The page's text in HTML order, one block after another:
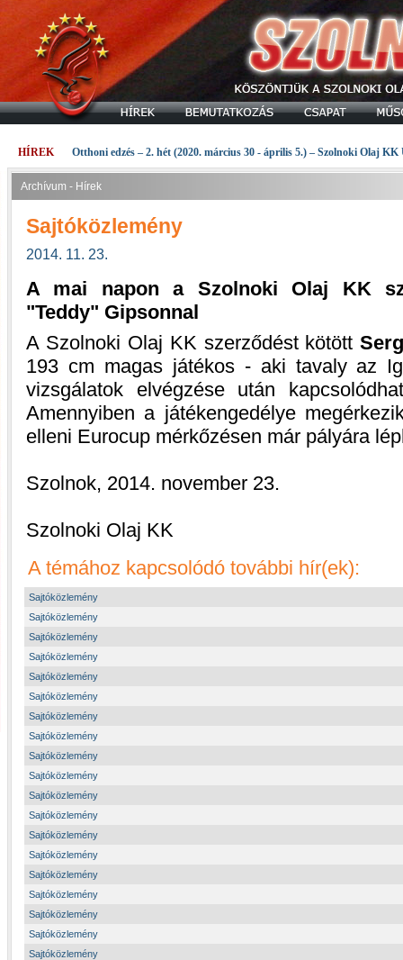
HÍREK Otthoni edzés – 2. hét (2020. március 30 - április 5.) – Szolnoki Olaj KK
Archívum - Hírek
Sajtóközlemény
2014. 11. 23.
A mai napon a Szolnoki Olaj KK
"Teddy" Gipsonnal
A Szolnoki Olaj KK szerződést kötött
193 cm magas játékos - aki tavaly az
vizsgálatok elvégzése után
Amennyiben a játékengedélye
elleni Eurocup mérkőzésen már pályára
Szolnok, 2014. november 23.
Szolnoki Olaj KK
A témához kapcsolódó további hír(ek):
Sajtóközlemény
Sajtóközlemény
Sajtóközlemény
Sajtóközlemény
Sajtóközlemény
Sajtóközlemény
Sajtóközlemény
Sajtóközlemény
Sajtóközlemény
Sajtóközlemény
Sajtóközlemény
Sajtóközlemény
Sajtóközlemény
Sajtóközlemény
Sajtóközlemény
Sajtóközlemény
Sajtóközlemény
Sajtóközlemény
Sajtóközlemény